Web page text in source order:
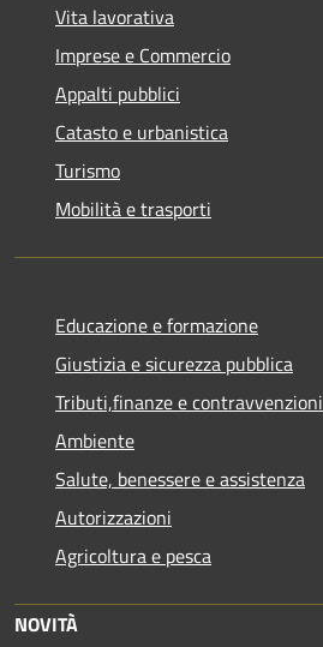
Vita lavorativa
Imprese e Commercio
Appalti pubblici
Catasto e urbanistica
Turismo
Mobilità e trasporti
Educazione e formazione
Giustizia e sicurezza pubblica
Tributi,finanze e contravvenzioni
Ambiente
Salute, benessere e assistenza
Autorizzazioni
Agricoltura e pesca
NOVITÀ